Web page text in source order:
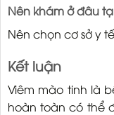
Nên khám ở đâu
Nên chọn cơ sở y
Kết luận
Viêm mào tinh là
hoàn toàn có thể